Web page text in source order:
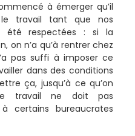
à émerger qu’il
travail tant que nos
été respectées : si la
on n’a qu’à rentrer chez
pas suffi à imposer ce
dans des conditions
ça, jusqu’à ce qu’on
travail ne doit pas
certains bureaucrates